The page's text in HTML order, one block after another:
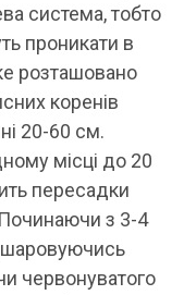
система, тобто
проникати в
розташовано
коренів
20-60 см.
місці до 20
пересадки
з 3-4
червонуватого